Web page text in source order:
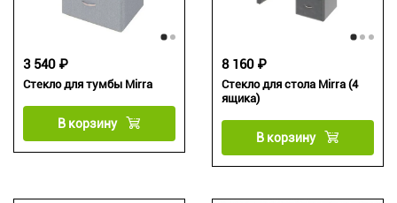
Стекло для тумбы Mirra
3 540 ₽
В корзину
Стекло для стола Mirra (4
ящика)
8 160 ₽
В корзину